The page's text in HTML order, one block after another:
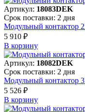
Артикул: 18083DEK
Срок поставки: 2 дня
Модульный
5 910 ₽
В корзинy
Артикул: 18082DEK
Срок поставки: 2 дня
Модульный
5 526 ₽
В корзинy